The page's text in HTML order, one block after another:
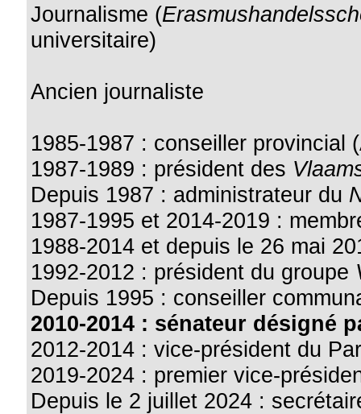
Journalisme (
universitaire)
Ancien journaliste
1985-1987 : conseiller provincial
1987-1989 : président des
Depuis 1987 : administrateur du
1987-1995 et 2014-2019 :
1988-2014 et depuis le 26 mai
1992-2012 : président du groupe
Depuis 1995 : conseiller
2010-2014 : sénateur désigné
2012-2014 : vice-président du
2019-2024 : premier vice-
Depuis le 2 juillet 2024 :